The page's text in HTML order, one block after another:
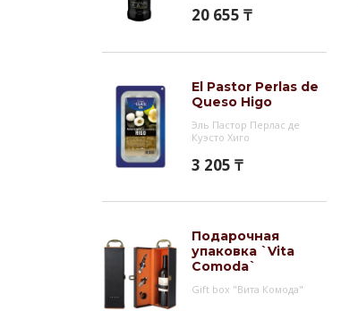
20 655 ₸
El Pastor Perlas de
Queso Higo
Эль Пастор Перлас де
Куэсто Хиго
3 205 ₸
Подарочная
упаковка `Vita
Comoda`
Gift box "Вита Комода"